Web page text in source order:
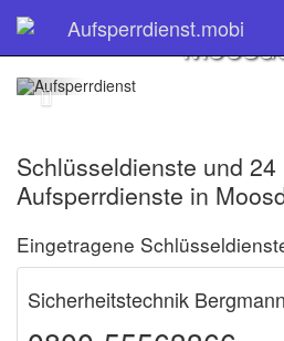
Aufsperrdienst.mobi
Schlüsseldienste und 24
Aufsperrdienste in
Eingetragene
Sicherheitstechnik Bergmann